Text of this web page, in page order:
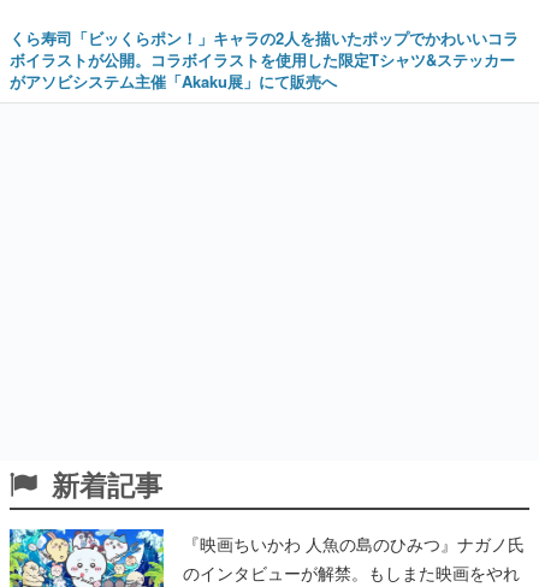
くら寿司「ビッくらポン！」キャラの2人を描いたポップでかわいいコラ
ボイラストが公開。コラボイラストを使用した限定Tシャツ&ステッカー
がアソビシステム主催「Akaku展」にて販売へ
新着記事
『映画ちいかわ 人魚の島のひみつ』ナガノ氏
のインタビューが解禁。もしまた映画をやれ